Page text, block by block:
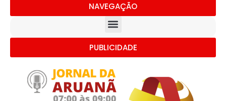
NAVEGAÇÃO
PUBLICIDADE